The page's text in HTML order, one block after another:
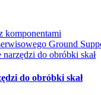
komponentami
Ground
narzędzi do obróbki skał
do obróbki skał